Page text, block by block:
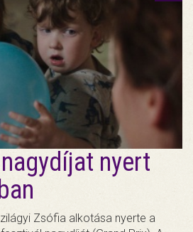
nyert
Zsófia alkotása nyerte a